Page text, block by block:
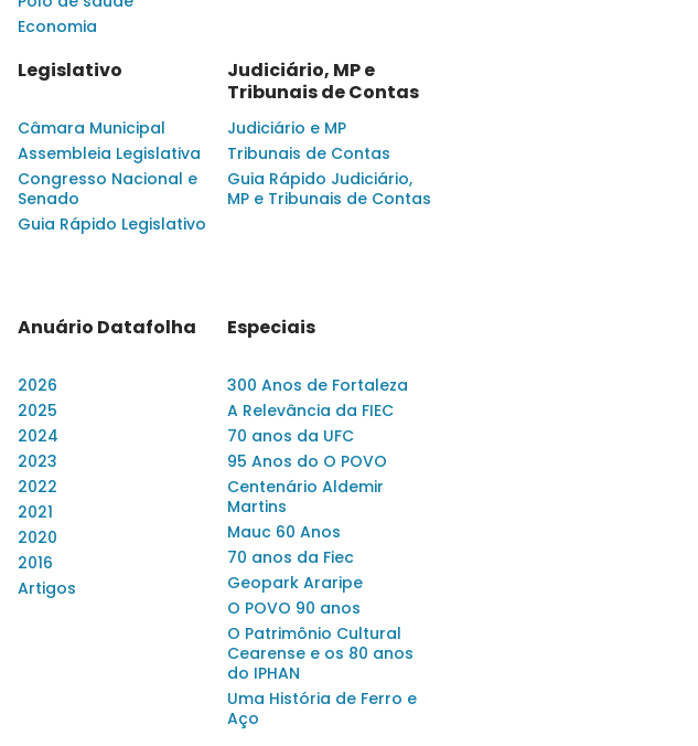
Economia
Legislativo
Câmara Municipal
Assembleia Legislativa
Congresso Nacional e
Senado
Guia Rápido Legislativo
Judiciário, MP e
Tribunais de Contas
Judiciário e MP
Tribunais de Contas
Guia Rápido Judiciário,
MP e Tribunais de Contas
Anuário Datafolha
2026
2025
2024
2023
2022
2021
2020
2016
Artigos
Especiais
300 Anos de Fortaleza
A Relevância da FIEC
70 anos da UFC
95 Anos do O POVO
Centenário Aldemir
Martins
Mauc 60 Anos
70 anos da Fiec
Geopark Araripe
O POVO 90 anos
O Patrimônio Cultural
Cearense e os 80 anos
do IPHAN
Uma História de Ferro e
Aço